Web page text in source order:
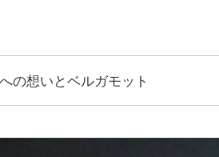
の想いとベルガモット